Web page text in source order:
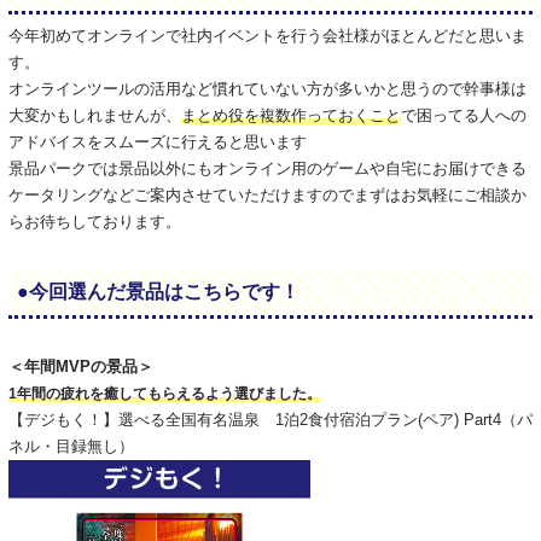
今年初めてオンラインで社内イベントを行う会社様がほとんどだと思いま
す。
オンラインツールの活用など慣れていない方が多いかと思うので幹事様は
大変かもしれませんが、 まとめ役を複数作っておくことで困ってる人への
アドバイスをスムーズに行えると思います
景品パークでは景品以外にもオンライン用のゲームや自宅にお届けできる
ケータリングなどご案内させていただけますのでまずはお気軽にご相談か
らお待ちしております。
●今回選んだ景品はこちらです！
＜年間MVPの景品＞
1年間の疲れを癒してもらえるよう選びました。
【デジもく！】選べる全国有名温泉 1泊2食付宿泊プラン(ペア) Part4（パ
ネル・目録無し）